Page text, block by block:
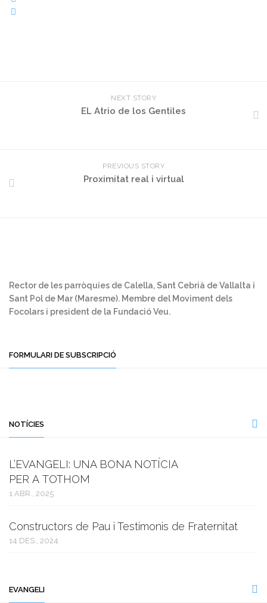
NEXT STORY
EL Atrio de los Gentiles
PREVIOUS STORY
Proximitat real i virtual
Rector de les parròquies de Calella, Sant Cebrià de Vallalta i
Sant Pol de Mar (Maresme). Membre del Moviment dels
Focolars i president de la Fundació Veu.
FORMULARI DE SUBSCRIPCIÓ
NOTÍCIES
L’EVANGELI: UNA BONA NOTÍCIA
PER A TOTHOM
1 ABR., 2025
Constructors de Pau i Testimonis de Fraternitat
14 DES., 2024
EVANGELI